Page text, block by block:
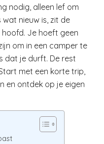
nodig, alleen lef om
nieuw is, zit de
Je hoeft geen
om in een camper te
dat je durft. De rest
met een korte trip,
en ontdek op je eigen